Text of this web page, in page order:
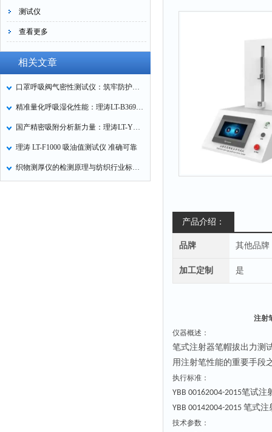
测试仪
查看更多
相关文章
口罩呼吸阀气密性测试仪：筑牢防护口罩的质量关卡
精准量化呼吸湿化性能：理涛LT-B369湿化器数据采集装置技术解析
国产精密吸附分析新力量：理涛LT-Y019A全自动高压吸附仪的性能与应用解析
理涛 LT-F1000 吸油值测试仪 准确可靠
织物测厚仪的检测原理与纺织行业标准化应用
产品介绍：
品牌 其他品牌
加工定制 是
注射
仪器概述：
笔式注射器笔帽拔出力测
用注射笔性能的重要手段
执行标准：
YBB 00162004-2015笔试注
YBB 00142004-2015 笔式注
技术参数：